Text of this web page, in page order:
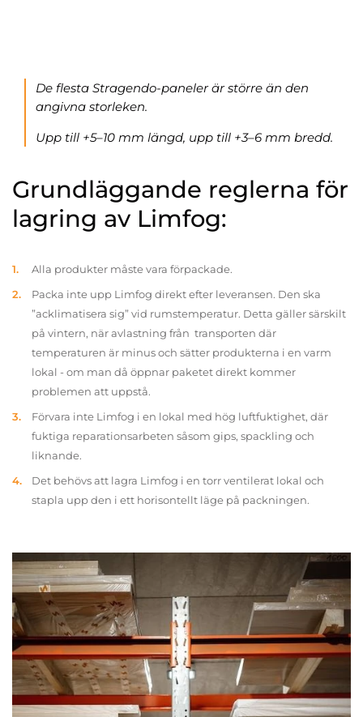
De flesta Stragendo-paneler är större än den
angivna storleken.
Upp till +5–10 mm längd, upp till +3–6 mm bredd.
Grundläggande reglerna för
lagring av Limfog:
Alla produkter måste vara förpackade.
Packa inte upp Limfog direkt efter leveransen. Den ska
”acklimatisera sig” vid rumstemperatur. Detta gäller särskilt
på vintern, när avlastning från transporten där
temperaturen är minus och sätter produkterna i en varm
lokal - om man då öppnar paketet direkt kommer
problemen att uppstå.
Förvara inte Limfog i en lokal med hög luftfuktighet, där
fuktiga reparationsarbeten såsom gips, spackling och
liknande.
Det behövs att lagra Limfog i en torr ventilerat lokal och
stapla upp den i ett horisontellt läge på packningen.